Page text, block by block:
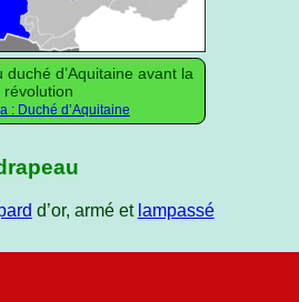
duché d’Aquitaine avant la
révolution
: Duché d’Aquitaine
d’or, armé et lampassé